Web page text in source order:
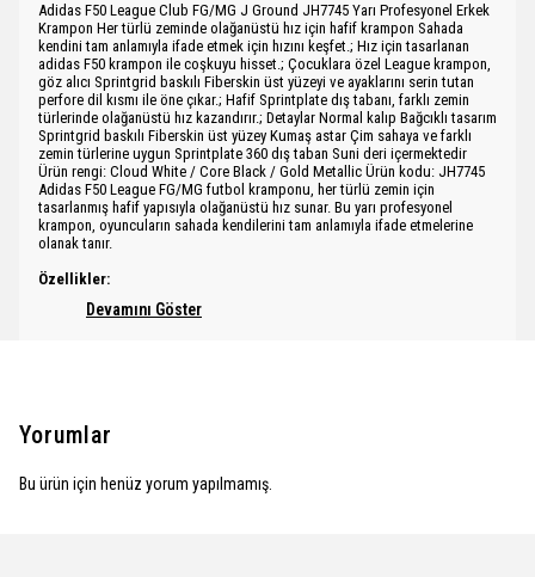
Adidas F50 League Club FG/MG J Ground JH7745 Yarı Profesyonel Erkek
Krampon Her türlü zeminde olağanüstü hız için hafif krampon Sahada
kendini tam anlamıyla ifade etmek için hızını keşfet.; Hız için tasarlanan
adidas F50 krampon ile coşkuyu hisset.; Çocuklara özel League krampon,
göz alıcı Sprintgrid baskılı Fiberskin üst yüzeyi ve ayaklarını serin tutan
perfore dil kısmı ile öne çıkar.; Hafif Sprintplate dış tabanı, farklı zemin
türlerinde olağanüstü hız kazandırır.; Detaylar Normal kalıp Bağcıklı tasarım
Sprintgrid baskılı Fiberskin üst yüzey Kumaş astar Çim sahaya ve farklı
zemin türlerine uygun Sprintplate 360 dış taban Suni deri içermektedir
Ürün rengi: Cloud White / Core Black / Gold Metallic Ürün kodu: JH7745
Adidas F50 League FG/MG futbol kramponu, her türlü zemin için
tasarlanmış hafif yapısıyla olağanüstü hız sunar. Bu yarı profesyonel
krampon, oyuncuların sahada kendilerini tam anlamıyla ifade etmelerine
olanak tanır.
Özellikler:
Devamını Göster
Yorumlar
Bu ürün için henüz yorum yapılmamış.